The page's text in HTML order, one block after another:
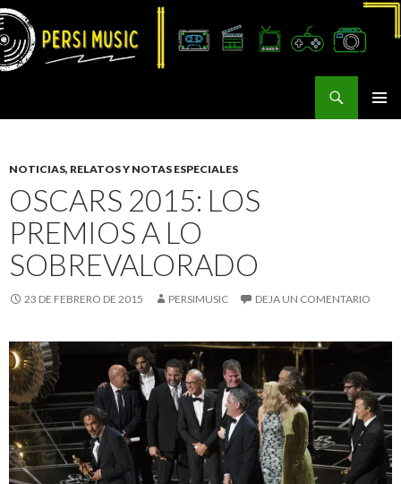
NOTICIAS, RELATOS Y NOTAS ESPECIALES
OSCARS 2015: LOS
PREMIOS A LO
SOBREVALORADO
23 DE FEBRERO DE 2015 PERSIMUSIC DEJA UN COMENTARIO